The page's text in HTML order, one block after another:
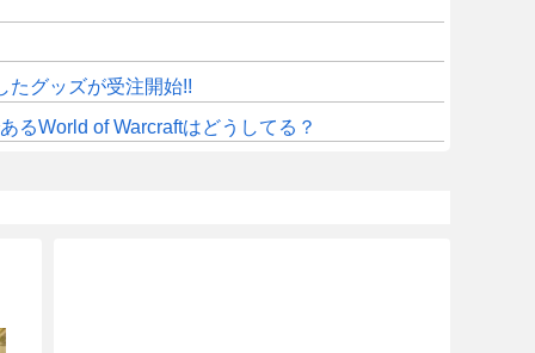
たグッズが受注開始!!
World of Warcraftはどうしてる？